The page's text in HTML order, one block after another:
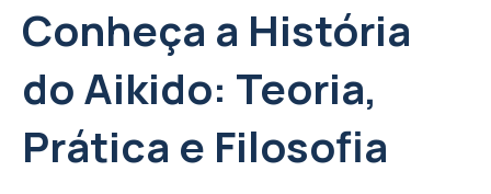
Conheça a História
do Aikido: Teoria,
Prática e Filosofia